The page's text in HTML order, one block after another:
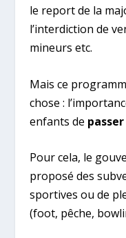
le report de la
l’interdiction de
mineurs etc.
Mais ce
chose :
enfants de
Pour cela, le
proposé des
sportives ou de
(foot, pêche,